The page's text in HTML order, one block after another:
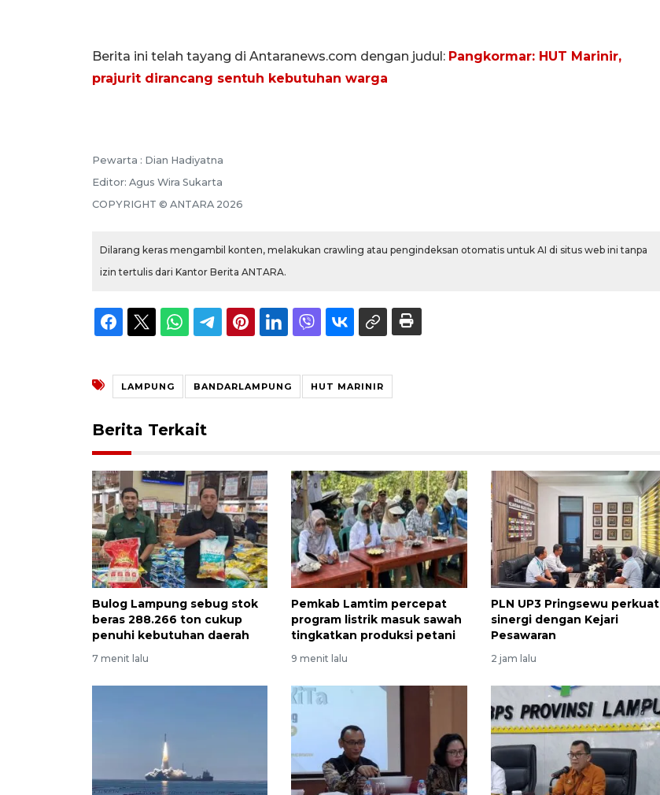
Berita ini telah tayang di Antaranews.com dengan judul: Pangkormar: HUT Marinir,
prajurit dirancang sentuh kebutuhan warga
Pewarta : Dian Hadiyatna
Editor: Agus Wira Sukarta
COPYRIGHT © ANTARA 2026
Dilarang keras mengambil konten, melakukan crawling atau pengindeksan otomatis untuk AI di situs web ini tanpa
izin tertulis dari Kantor Berita ANTARA.
LAMPUNG BANDARLAMPUNG HUT MARINIR
Berita Terkait
Bulog Lampung sebug stok
beras 288.266 ton cukup
penuhi kebutuhan daerah
7 menit lalu
Pemkab Lamtim percepat
program listrik masuk sawah
tingkatkan produksi petani
9 menit lalu
PLN UP3 Pringsewu perkuat
sinergi dengan Kejari
Pesawaran
2 jam lalu